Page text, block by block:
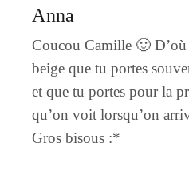
Anna
Coucou Camille 🙂
beige que tu portes
et que tu portes pour la
qu’on voit lorsqu’on
Gros bisous :*